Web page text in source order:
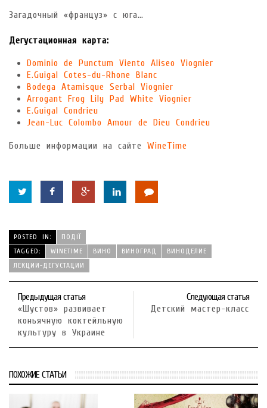
Загадочный «француз» с юга…
Дегустационная карта:
Dominio de Punctum Viento Aliseo Viognier
E.Guigal Cotes-du-Rhone Blanc
Bodega Atamisque Serbal Viognier
Arrogant Frog Lily Pad White Viognier
E.Guigal Condrieu
Jean-Luc Colombo Amour de Dieu Condrieu
Больше информации на сайте WineTime
POSTED IN:
ПОДІЇ
TAGGED:
WINETIME ВИНО ВИНОГРАД
ВИНОДЕЛИЕ
ЛЕКЦИИ-ДЕГУСТАЦИИ
Предыдущая статья
«Шустов» развивает
коньячную коктейльную
культуру в Украине
Следующая статья
Детский мастер-класс
ПОХОЖИЕ СТАТЬИ